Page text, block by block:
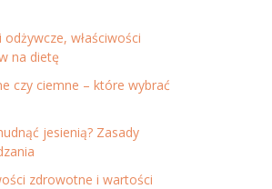
właściwości
na dietę
czy ciemne – które wybrać
jesienią? Zasady
zdrowotne i wartości